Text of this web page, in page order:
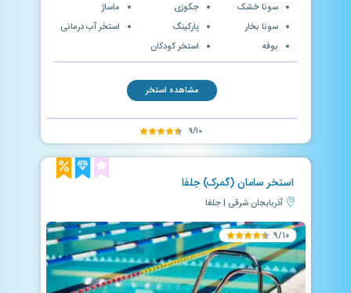
سونا خشک
سونا بخار
بوفه
جکوزی
پارکینگ
استخر کودکان
ماساژ
استخر آب درمانی
مشاهده استخر
۹/۱۰
استخر سامان (گمرک) جلفا
آذربایجان شرقی | جلفا
۹/۱۰